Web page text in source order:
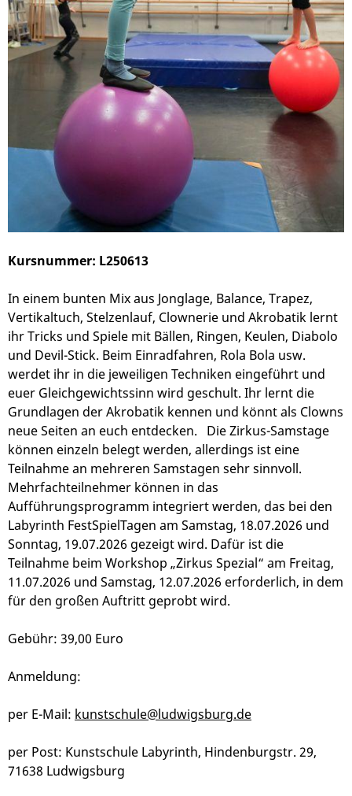
Kursnummer: L250613
In einem bunten Mix aus Jonglage, Balance, Trapez,
Vertikaltuch, Stelzenlauf, Clownerie und Akrobatik lernt
ihr Tricks und Spiele mit Bällen, Ringen, Keulen, Diabolo
und Devil-Stick. Beim Einradfahren, Rola Bola usw.
werdet ihr in die jeweiligen Techniken eingeführt und
euer Gleichgewichtssinn wird geschult. Ihr lernt die
Grundlagen der Akrobatik kennen und könnt als Clowns
neue Seiten an euch entdecken. Die Zirkus-Samstage
können einzeln belegt werden, allerdings ist eine
Teilnahme an mehreren Samstagen sehr sinnvoll.
Mehrfachteilnehmer können in das
Aufführungsprogramm integriert werden, das bei den
Labyrinth FestSpielTagen am Samstag, 18.07.2026 und
Sonntag, 19.07.2026 gezeigt wird. Dafür ist die
Teilnahme beim Workshop „Zirkus Spezial“ am Freitag,
11.07.2026 und Samstag, 12.07.2026 erforderlich, in dem
für den großen Auftritt geprobt wird.
Gebühr: 39,00 Euro
Anmeldung:
per E-Mail: kunstschule@ludwigsburg.de
per Post: Kunstschule Labyrinth, Hindenburgstr. 29,
71638 Ludwigsburg